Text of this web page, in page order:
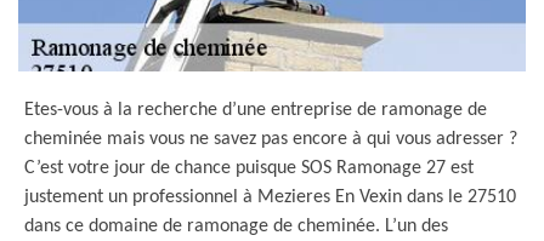
Etes-vous à la recherche d’une entreprise de ramonage de
cheminée mais vous ne savez pas encore à qui vous adresser ?
C’est votre jour de chance puisque SOS Ramonage 27 est
justement un professionnel à Mezieres En Vexin dans le 27510
dans ce domaine de ramonage de cheminée. L’un des